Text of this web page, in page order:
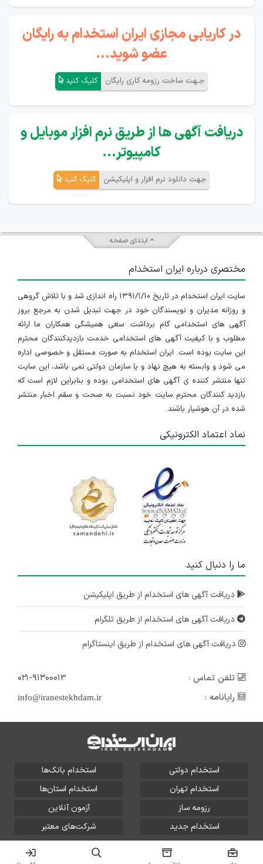
در کاریابی مجازی ایران استخدام به رایگان
عضو شوید...
جـهت ساخت رزومه کاری رایگان کلیک کنید
دریافت آگهی ها از طریق نرم افزار موبایل و
کامپیوتر...
جهت دانلود نرم افزار و اپلیکیشن کلیک کنید
ابتدای صفحه
مختصری درباره ایران استخدام
سایت ایران استخدام در تاریخ ۱۳۹۱/۱/۱۰ راه اندازی شد و با تلاش گروهی
و روزانه مدیران و نویسندگان خود در جهت تبدیل شدن به مرجع بروز
آگهی های استخدامی گام برداشت. سعی همیشگی همکاران ما ارائه
مطلوب و با کیفیت آگهی های استخدامی خدمت بازدیدکنندگان محترم
این سایت بوده است. ایران استخدام به صورت مستقل و خصوصی اداره
می شود و وابسته به هیچ نهاد و یا سازمان دولتی نمی باشد، این سایت
تنها منتشر کننده ی آگهی های استخدامی بوده و بنابراین لازم است که
بازدید کنندگان محترم سایت خود نسبت به صحت و سقم اخبار منتشر
شده در آن هوشیار باشند.
نماد اعتماد الکترونیکی
ما را دنبال کنید
دریافت آگهی های استخدام از طریق اپلیکیشن
دریافت آگهی های استخدام از طریق تلگرام
دریافت آگهی های استخدام از طریق اینستاگرام
تلفن تماس :
۰۲۱-۹۱۳۰۰۰۱۳
رایانامه :
info@iranestekhdam.ir
استخدام دولتی
استخدام بانک‌ها
استخدام تهران
استخدام استان‌ها
رزومه ساز
آزمون آنلاین
استخدام جدید
شرکت‌های معتبر
تمامی حقوق این سایت برای آلتین سیستم محفوظ است و هر
گونه سوءاستفاده از آن پیگرد قانونی دارد.